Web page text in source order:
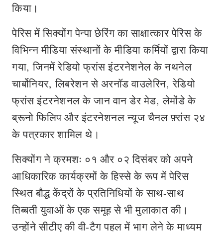
किया।
पेरिस में सिक्योंग पेन्पा छेरिंग का साक्षात्कार पेरिस के
विभिन्न मीडिया संस्‍थानों के मीडिया कर्मियों द्वारा किया
गया, जिनमें रेडियो फ्रांस इंटरनेशनेल के नथनेल
चार्बोनियर, लिबरेशन से अरनॉड वाउलेरिन, रेडियो
फ्रांस इंटरनेशनल के जान वान डेर मेड, लेमोंडे के
ब्रूनो फिलिप और इंटरनेशनल न्‍यूज चैनल फ़्रांस २४
के पत्रकार शामिल थे।
सिक्योंग ने क्रमशः ०१ और ०२ दिसंबर को अपने
आधिकारिक कार्यक्रमों के हिस्से के रूप में पेरिस
स्थित बौद्ध केंद्रों के प्रतिनिधियों के साथ-साथ
तिब्बती युवाओं के एक समूह से भी मुलाकात की।
उन्होंने सीटीए की वी-टैग पहल में भाग लेने के माध्यम